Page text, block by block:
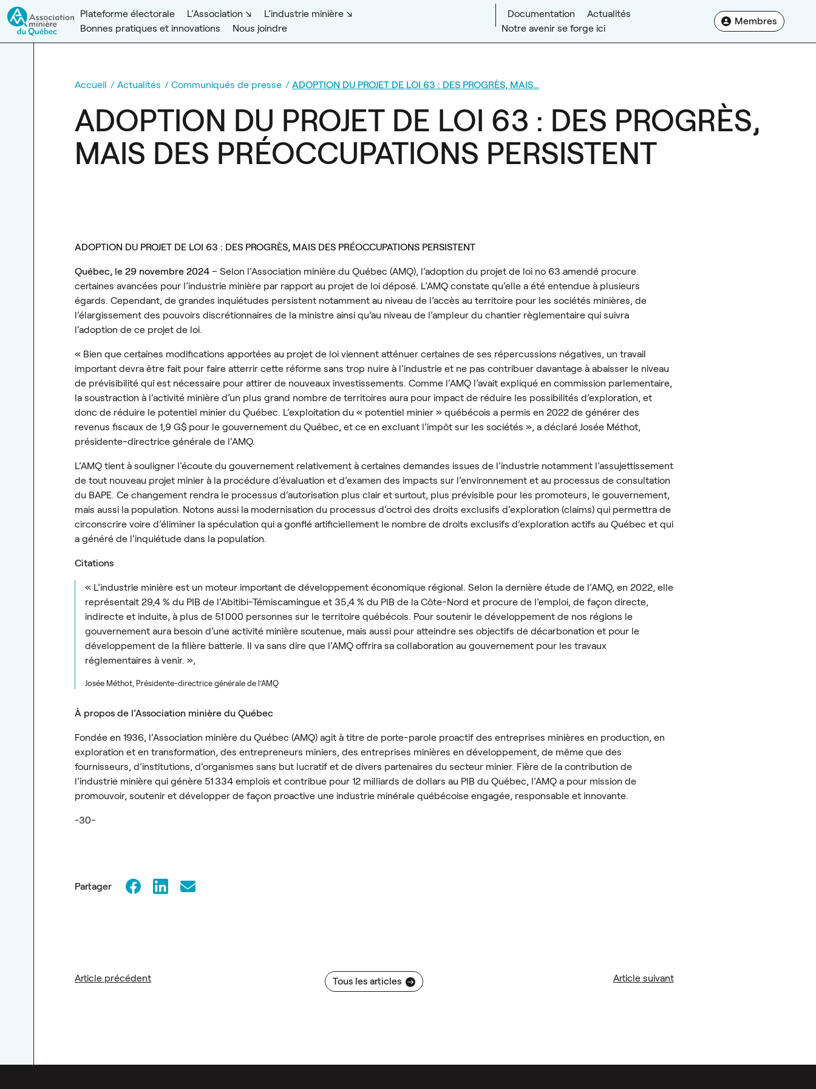
Plateforme électorale L’Association
L’industrie minière
Bonnes pratiques et innovations
Nous joindre
Documentation
Actualités
Notre avenir se forge ici
Membres
Accueil Actualités Communiqués de presse ADOPTION DU PROJET DE LOI 63 : DES PROGRÈS, MAIS…
ADOPTION DU PROJET DE LOI 63 : DES PROGRÈS,
MAIS DES PRÉOCCUPATIONS PERSISTENT
ADOPTION DU PROJET DE LOI 63 : DES PROGRÈS, MAIS DES PRÉOCCUPATIONS PERSISTENT
Québec, le 29 novembre 2024 – Selon l’Association minière du Québec (AMQ), l’adoption du projet de loi no 63 amendé procure
certaines avancées pour l’industrie minière par rapport au projet de loi déposé. L’AMQ constate qu’elle a été entendue à plusieurs
égards. Cependant, de grandes inquiétudes persistent notamment au niveau de l’accès au territoire pour les sociétés minières, de
l’élargissement des pouvoirs discrétionnaires de la ministre ainsi qu’au niveau de l’ampleur du chantier règlementaire qui suivra
l’adoption de ce projet de loi.
« Bien que certaines modifications apportées au projet de loi viennent atténuer certaines de ses répercussions négatives, un travail
important devra être fait pour faire atterrir cette réforme sans trop nuire à l’industrie et ne pas contribuer davantage à abaisser le niveau
de prévisibilité qui est nécessaire pour attirer de nouveaux investissements. Comme l’AMQ l’avait expliqué en commission parlementaire,
la soustraction à l’activité minière d’un plus grand nombre de territoires aura pour impact de réduire les possibilités d’exploration, et
donc de réduire le potentiel minier du Québec. L’exploitation du « potentiel minier » québécois a permis en 2022 de générer des
revenus fiscaux de 1,9 G$ pour le gouvernement du Québec, et ce en excluant l’impôt sur les sociétés », a déclaré Josée Méthot,
présidente-directrice générale de l’AMQ.
L’AMQ tient à souligner l’écoute du gouvernement relativement à certaines demandes issues de l’industrie notamment l’assujettissement
de tout nouveau projet minier à la procédure d’évaluation et d’examen des impacts sur l’environnement et au processus de consultation
du BAPE. Ce changement rendra le processus d’autorisation plus clair et surtout, plus prévisible pour les promoteurs, le gouvernement,
mais aussi la population. Notons aussi la modernisation du processus d’octroi des droits exclusifs d’exploration (claims) qui permettra de
circonscrire voire d’éliminer la spéculation qui a gonflé artificiellement le nombre de droits exclusifs d’exploration actifs au Québec et qui
a généré de l’inquiétude dans la population.
Citations
« L’industrie minière est un moteur important de développement économique régional. Selon la dernière étude de l’AMQ, en 2022, elle
représentait 29,4 % du PIB de l’Abitibi-Témiscamingue et 35,4 % du PIB de la Côte-Nord et procure de l’emploi, de façon directe,
indirecte et induite, à plus de 51 000 personnes sur le territoire québécois. Pour soutenir le développement de nos régions le
gouvernement aura besoin d’une activité minière soutenue, mais aussi pour atteindre ses objectifs de décarbonation et pour le
développement de la filière batterie. Il va sans dire que l’AMQ offrira sa collaboration au gouvernement pour les travaux
réglementaires à venir. »,
Josée Méthot, Présidente-directrice générale de l’AMQ
À propos de l’Association minière du Québec
Fondée en 1936, l’Association minière du Québec (AMQ) agit à titre de porte-parole proactif des entreprises minières en production, en
exploration et en transformation, des entrepreneurs miniers, des entreprises minières en développement, de même que des
fournisseurs, d’institutions, d’organismes sans but lucratif et de divers partenaires du secteur minier. Fière de la contribution de
l’industrie minière qui génère 51 334 emplois et contribue pour 12 milliards de dollars au PIB du Québec, l’AMQ a pour mission de
promouvoir, soutenir et développer de façon proactive une industrie minérale québécoise engagée, responsable et innovante.
-30-
Partager
Article précédent Tous les articles Article suivant